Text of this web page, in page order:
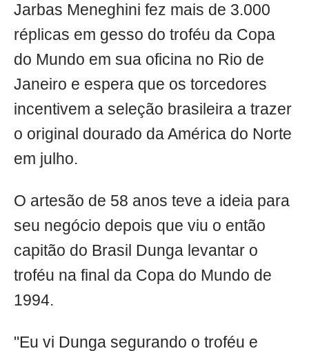
Jarbas Meneghini fez mais de 3.000
réplicas em gesso do troféu da Copa
do Mundo em sua oficina no Rio de
Janeiro e espera que os torcedores
incentivem a seleção brasileira a trazer
o original dourado da América do Norte
em julho.
O artesão de 58 anos teve a ideia para
seu negócio depois que viu o então
capitão do Brasil Dunga levantar o
troféu na final da Copa do Mundo de
1994.
"Eu vi Dunga segurando o troféu e